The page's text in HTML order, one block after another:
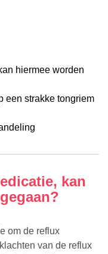
hiermee worden
een strakke tongriem
kan
om de reflux
van de reflux